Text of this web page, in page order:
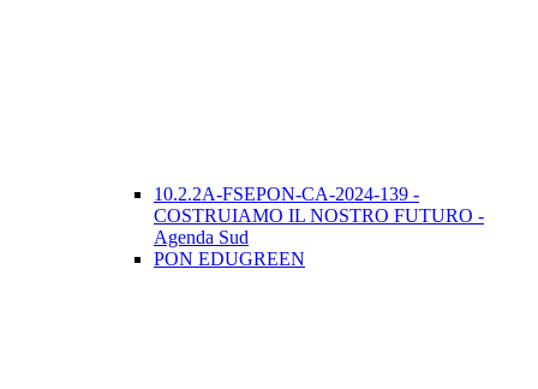
10.2.2A-FSEPON-CA-2024-139 -
COSTRUIAMO IL NOSTRO FUTURO -
Agenda Sud
PON EDUGREEN